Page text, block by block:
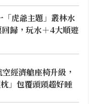
「虎爺主題」叢林水
歸，玩水＋4大順遊
經濟艙座椅升級，
」包覆頭頸超好睡